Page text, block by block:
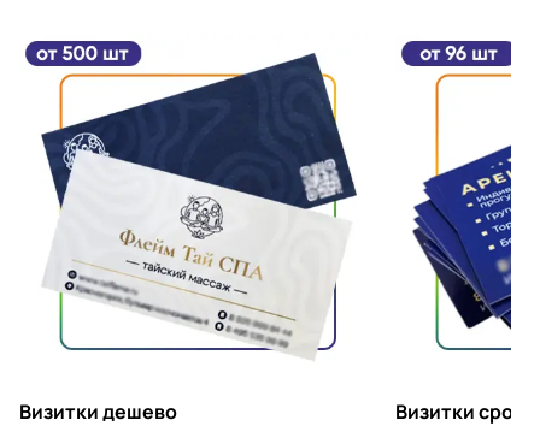
Визитки дешево Визитки